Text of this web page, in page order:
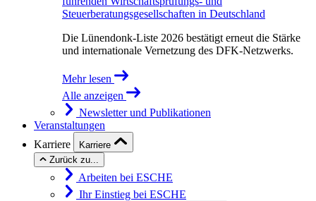
Steuerberatungsgesellschaften in Deutschland
Die Lünendonk-Liste 2026 bestätigt erneut die Stärke
und internationale Vernetzung des DFK-Netzwerks.
Mehr lesen
Alle anzeigen
Newsletter und Publikationen
Veranstaltungen
Karriere
Karriere
Zurück zu...
Arbeiten bei ESCHE
Ihr Einstieg bei ESCHE